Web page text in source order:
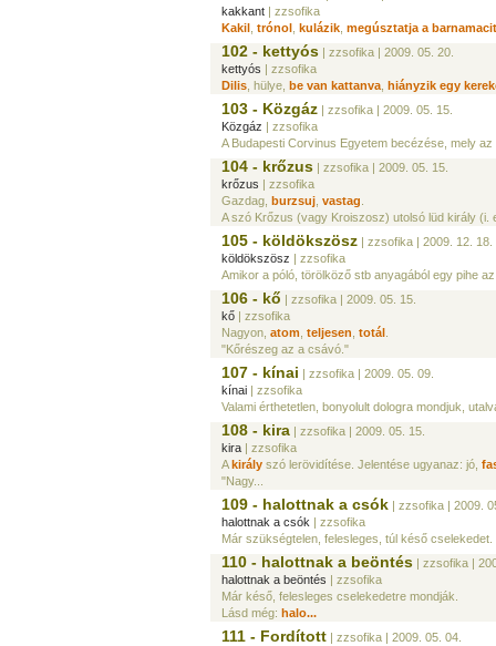
kakkant | zzsofika
Kakil trónol kulázik megúsztatja a barnamacit
102 - kettyós | zzsofika | 2009. 05. 20.
kettyós | zzsofika
Dilis , hülye, be van kattanva hiányzik egy
103 - Közgáz | zzsofika | 2009. 05. 15.
Közgáz | zzsofika
A Budapesti Corvinus Egyetem becézése, mely
104 - krőzus | zzsofika | 2009. 05. 15.
krőzus | zzsofika
Gazdag, burzsuj vastag
A szó Krőzus (vagy Kroiszosz) utolsó lüd király (i.
105 - köldökszösz | zzsofika | 2009. 12. 18.
köldökszösz | zzsofika
Amikor a póló, törölköző stb anyagából egy pihe
106 - kő | zzsofika | 2009. 05. 15.
kő | zzsofika
Nagyon, atom teljesen totál
"Kőrészeg az a csávó."
107 - kínai | zzsofika | 2009. 05. 09.
kínai | zzsofika
Valami érthetetlen, bonyolult dologra mondjuk,
108 - kira | zzsofika | 2009. 05. 15.
kira | zzsofika
Akirály szó lerövidítése. Jelentése ugyanaz: jó,
"Nagy...
109 - halottnak a csók | zzsofika | 2009.
halottnak a csók | zzsofika
Már szükségtelen, felesleges, túl késő
110 - halottnak a beöntés | zzsofika |
halottnak a beöntés | zzsofika
Már késő, felesleges cselekedetre mondják.
Lásd még: halo...
111 - Fordított | zzsofika | 2009. 05. 04.